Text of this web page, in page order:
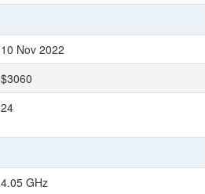
10 Nov 2022
$3060
24
4.05 GHz